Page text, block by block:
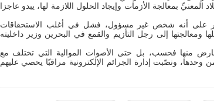
بمعالجة الأزمات وإيجاد الحلول اللازمة لها، يبدو عاجزا
على أنه شخص غير مسؤول، فشل في أغلب الاستحقاقات
إلى رجل التأزيم والقمع في البحرين وزير داخليته
منها فحسب، بل حتى الأصوات الموالية التي تختلف مع
ونصّبت إدارة الجرائم الإلكترونية مراقبًا يحصي عليهم